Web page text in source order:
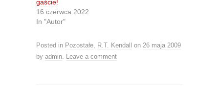
e
r
(
O
n
s
i
n
w
o
k
n
s
i
w
gaście!
16 czerwca 2022
In "Autor"
Posted in Pozostałe, R.T. Kendall on 26 maja 2009
by admin. Leave a comment